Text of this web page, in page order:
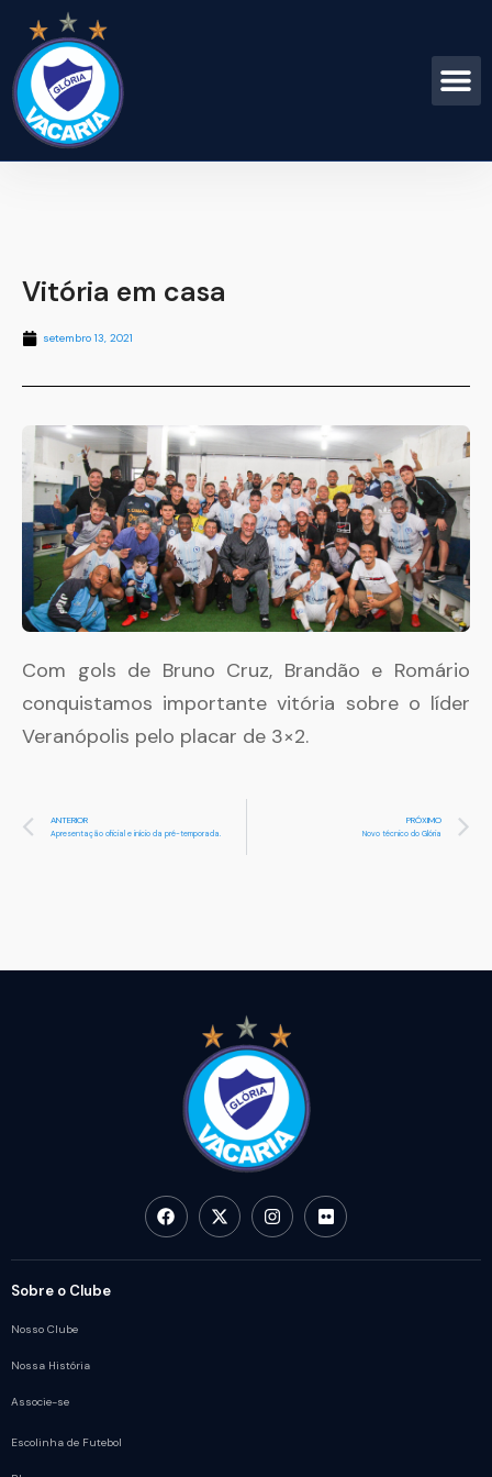
Vitória em casa
setembro 13, 2021
Com gols de Bruno Cruz, Brandão e Romário
conquistamos importante vitória sobre o líder
Veranópolis pelo placar de 3×2.
ANTERIOR
Apresentação oficial e início da pré-temporada.
PRÓXIMO
Novo técnico do Glória
Sobre o Clube
Nosso Clube
Nossa História
Associe-se
Escolinha de Futebol